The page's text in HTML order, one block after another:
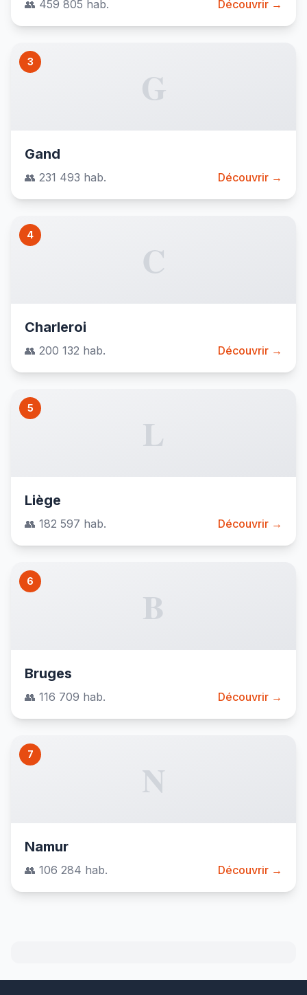
👥 459 805 hab. Découvrir →
3
G
Gand
👥 231 493 hab. Découvrir →
4
C
Charleroi
👥 200 132 hab. Découvrir →
5
L
Liège
👥 182 597 hab. Découvrir →
6
B
Bruges
👥 116 709 hab. Découvrir →
7
N
Namur
👥 106 284 hab. Découvrir →